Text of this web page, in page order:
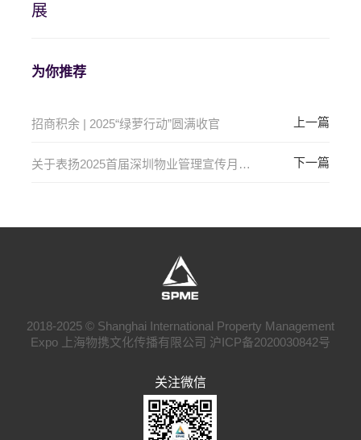
展
为你推荐
招商积余 | 2025“绿萝行动”圆满收官
关于表扬2025首届深圳物业管理宣传月活动组织单位的决定
2018-2025 © Shanghai International Property Management
Expo 上海物携文化传播有限公司 沪ICP备2020030842号
关注微信